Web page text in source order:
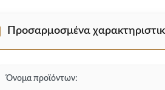
Προσαρμοσμένα
Όνομα προϊόντων: